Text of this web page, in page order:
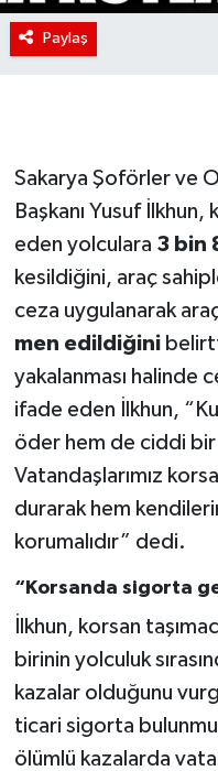
Paylaş
Sakarya Şoförler ve
Başkanı Yusuf İlkhun,
eden yolculara 3 bin
kesildiğini, araç
ceza uygulanarak
men edildiğini
yakalanması halinde
ifade eden İlkhun,
öder hem de ciddi bir
Vatandaşlarımız
durarak hem
korumalıdır” dedi.
“Korsanda sigorta
İlkhun, korsan
birinin yolculuk
kazalar olduğunu
ticari sigorta
ölümlü kazalarda